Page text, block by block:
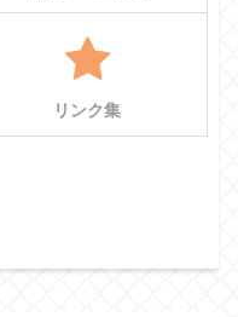
リンク集